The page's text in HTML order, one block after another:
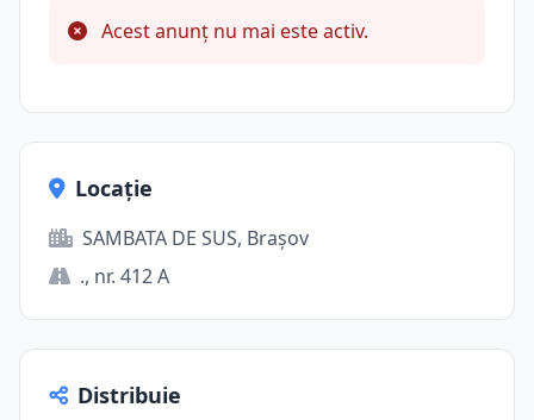
Acest anunț nu mai este activ.
Locație
SAMBATA DE SUS, Brașov
., nr. 412 A
Distribuie